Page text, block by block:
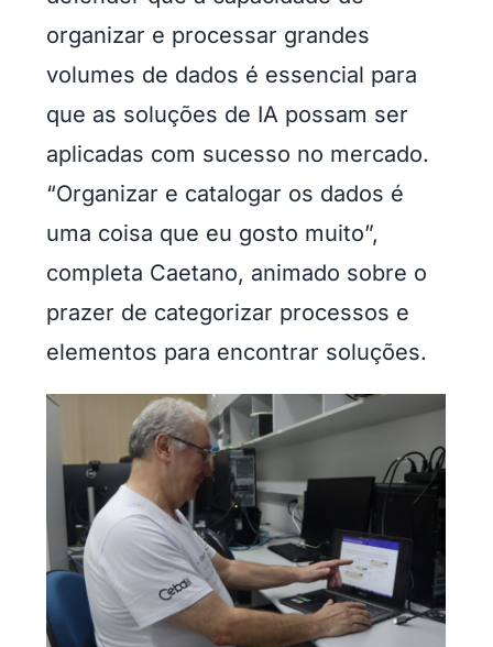
organizar e processar grandes
volumes de dados é essencial para
que as soluções de IA possam ser
aplicadas com sucesso no mercado.
“Organizar e catalogar os dados é
uma coisa que eu gosto muito”,
completa Caetano, animado sobre o
prazer de categorizar processos e
elementos para encontrar soluções.